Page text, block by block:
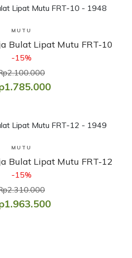
Lihat Produk
MUTU
Bulat Lipat Mutu FRT-10
-15%
Lihat Produk
MUTU
Bulat Lipat Mutu FRT-12
-15%